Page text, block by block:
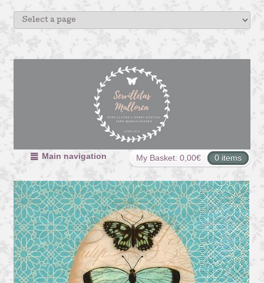
My Basket: 0,00€ 0 items
Main navigation